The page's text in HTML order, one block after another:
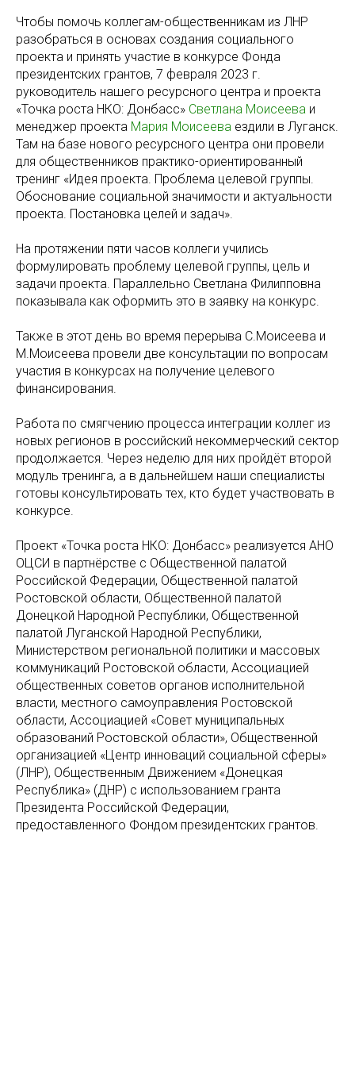
Чтобы помочь коллегам-общественникам из ЛНР
разобраться в основах создания социального
проекта и принять участие в конкурсе Фонда
президентских грантов, 7 февраля 2023 г.
руководитель нашего ресурсного центра и проекта
«Точка роста НКО: Донбасс» Светлана Моисеева и
менеджер проекта Мария Моисеева ездили в Луганск.
Там на базе нового ресурсного центра они провели
для общественников практико-ориентированный
тренинг «Идея проекта. Проблема целевой группы.
Обоснование социальной значимости и актуальности
проекта. Постановка целей и задач».
На протяжении пяти часов коллеги учились
формулировать проблему целевой группы, цель и
задачи проекта. Параллельно Светлана Филипповна
показывала как оформить это в заявку на конкурс.
Также в этот день во время перерыва С.Моисеева и
М.Моисеева провели две консультации по вопросам
участия в конкурсах на получение целевого
финансирования.
Работа по смягчению процесса интеграции коллег из
новых регионов в российский некоммерческий сектор
продолжается. Через неделю для них пройдёт второй
модуль тренинга, а в дальнейшем наши специалисты
готовы консультировать тех, кто будет участвовать в
конкурсе.
Проект «Точка роста НКО: Донбасс» реализуется АНО
ОЦСИ в партнёрстве с Общественной палатой
Российской Федерации, Общественной палатой
Ростовской области, Общественной палатой
Донецкой Народной Республики, Общественной
палатой Луганской Народной Республики,
Министерством региональной политики и массовых
коммуникаций Ростовской области, Ассоциацией
общественных советов органов исполнительной
власти, местного самоуправления Ростовской
области, Ассоциацией «Совет муниципальных
образований Ростовской области», Общественной
организацией «Центр инноваций социальной сферы»
(ЛНР), Общественным Движением «Донецкая
Республика» (ДНР) с использованием гранта
Президента Российской Федерации,
предоставленного Фондом президентских грантов.